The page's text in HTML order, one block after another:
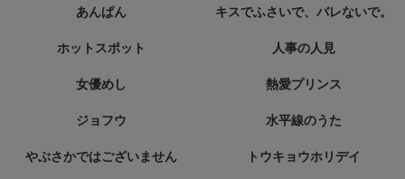
あんぱん キスでふさいで、バレないで。
ホットスポット 人事の人見
女優めし 熱愛プリンス
ジョフウ 水平線のうた
やぶさかではございません トウキョウホリデイ